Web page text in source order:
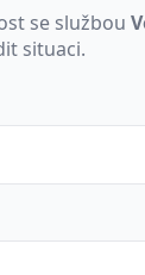
se službou
situaci.